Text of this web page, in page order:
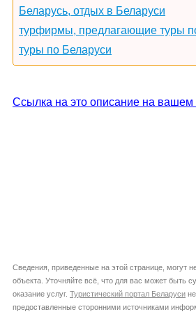
Беларусь, отдых в Беларуси
турфирмы, предлагающие туры
туры по Беларуси
Ссылка на это описание на вашем
Сведения, приведенные на этой странице, могут
объекта. Уточняйте всё, что для вас может быть
оказание услуг. Туристический портал Беларуси
предоставленные сторонними источниками